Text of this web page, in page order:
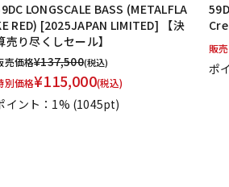
LONGSCALE BASS (METALFLA
RED) [2025JAPAN LIMITED] 【決
売り尽くしセール】
売価格¥137,500(税込)
別価格¥115,000(税込)
イント：1% (1045pt)
販
ポ